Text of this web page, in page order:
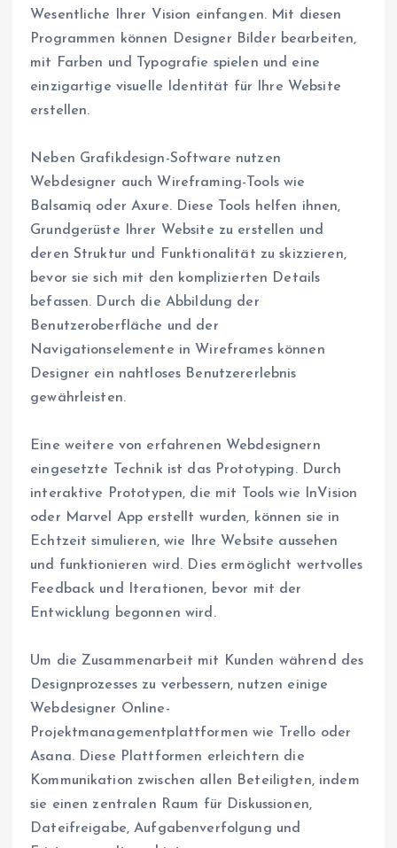
Wesentliche Ihrer Vision einfangen. Mit diesen
Programmen können Designer Bilder bearbeiten,
mit Farben und Typografie spielen und eine
einzigartige visuelle Identität für Ihre Website
erstellen.
Neben Grafikdesign-Software nutzen
Webdesigner auch Wireframing-Tools wie
Balsamiq oder Axure. Diese Tools helfen ihnen,
Grundgerüste Ihrer Website zu erstellen und
deren Struktur und Funktionalität zu skizzieren,
bevor sie sich mit den komplizierten Details
befassen. Durch die Abbildung der
Benutzeroberfläche und der
Navigationselemente in Wireframes können
Designer ein nahtloses Benutzererlebnis
gewährleisten.
Eine weitere von erfahrenen Webdesignern
eingesetzte Technik ist das Prototyping. Durch
interaktive Prototypen, die mit Tools wie InVision
oder Marvel App erstellt wurden, können sie in
Echtzeit simulieren, wie Ihre Website aussehen
und funktionieren wird. Dies ermöglicht wertvolles
Feedback und Iterationen, bevor mit der
Entwicklung begonnen wird.
Um die Zusammenarbeit mit Kunden während des
Designprozesses zu verbessern, nutzen einige
Webdesigner Online-
Projektmanagementplattformen wie Trello oder
Asana. Diese Plattformen erleichtern die
Kommunikation zwischen allen Beteiligten, indem
sie einen zentralen Raum für Diskussionen,
Dateifreigabe, Aufgabenverfolgung und